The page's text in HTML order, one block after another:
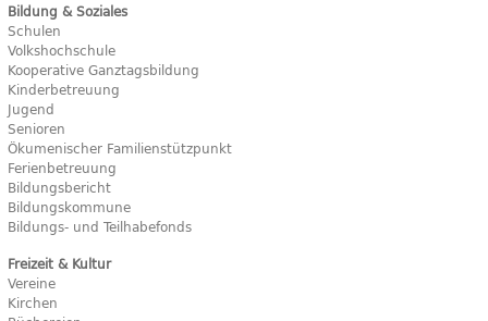
Bildung & Soziales
Schulen
Volkshochschule
Kooperative Ganztagsbildung
Kinderbetreuung
Jugend
Senioren
Ökumenischer Familienstützpunkt
Ferienbetreuung
Bildungsbericht
Bildungskommune
Bildungs- und Teilhabefonds
Freizeit & Kultur
Vereine
Kirchen